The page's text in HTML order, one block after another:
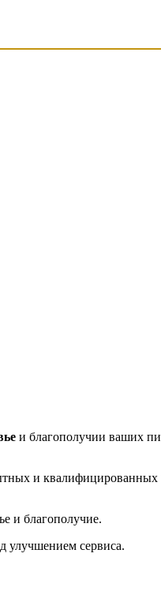
и благополучии ваших
и квалифицированных
и благополучие.
улучшением сервиса.